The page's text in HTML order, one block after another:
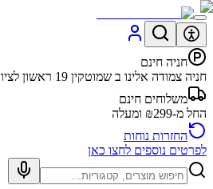
חניה חינם
חניה צמודה אלינו ב שמוטקין 19 ראשון לציון
משלוחים חינם
החל מ-₪299 ומעלה
החזרות נוחות
לפרטים נוספים לחצו כאן